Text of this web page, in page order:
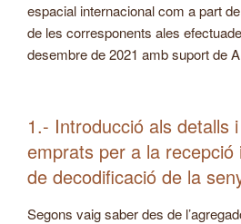
espacial internacional com a part
de les corresponents ales
desembre de 2021 amb suport de
1.- Introducció als detalls
emprats per a la
de decodificació de la
Segons vaig saber des de